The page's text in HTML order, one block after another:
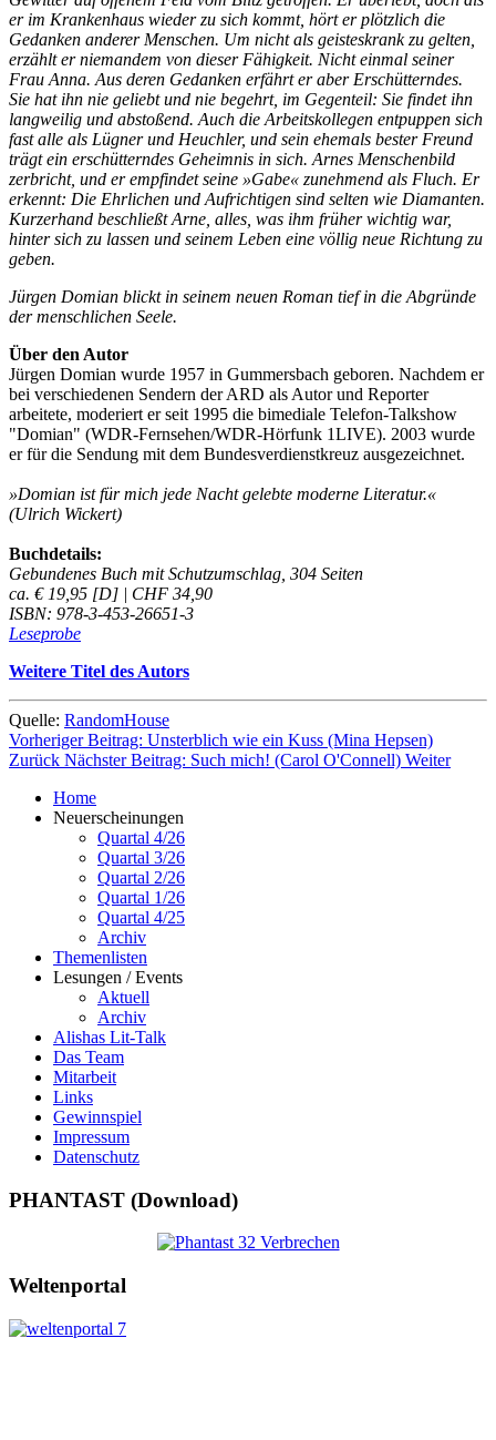
er im Krankenhaus wieder zu sich kommt, hört er plötzlich die
Gedanken anderer Menschen. Um nicht als geisteskrank zu gelten,
erzählt er niemandem von dieser Fähigkeit. Nicht einmal seiner
Frau Anna. Aus deren Gedanken erfährt er aber Erschütterndes.
Sie hat ihn nie geliebt und nie begehrt, im Gegenteil: Sie findet ihn
langweilig und abstoßend. Auch die Arbeitskollegen entpuppen sich
fast alle als Lügner und Heuchler, und sein ehemals bester Freund
trägt ein erschütterndes Geheimnis in sich. Arnes Menschenbild
zerbricht, und er empfindet seine »Gabe« zunehmend als Fluch. Er
erkennt: Die Ehrlichen und Aufrichtigen sind selten wie Diamanten.
Kurzerhand beschließt Arne, alles, was ihm früher wichtig war,
hinter sich zu lassen und seinem Leben eine völlig neue Richtung zu
geben.
Jürgen Domian blickt in seinem neuen Roman tief in die Abgründe
der menschlichen Seele.
Über den Autor
Jürgen Domian wurde 1957 in Gummersbach geboren. Nachdem er
bei verschiedenen Sendern der ARD als Autor und Reporter
arbeitete, moderiert er seit 1995 die bimediale Telefon-Talkshow
"Domian" (WDR-Fernsehen/WDR-Hörfunk 1LIVE). 2003 wurde
er für die Sendung mit dem Bundesverdienstkreuz ausgezeichnet.
»Domian ist für mich jede Nacht gelebte moderne Literatur.«
(Ulrich Wickert)
Buchdetails:
Gebundenes Buch mit Schutzumschlag, 304 Seiten
ca. € 19,95 [D] | CHF 34,90
ISBN: 978-3-453-26651-3
Leseprobe
Weitere Titel des Autors
Quelle: RandomHouse
Vorheriger Beitrag: Unsterblich wie ein Kuss (Mina Hepsen)
Zurück Nächster Beitrag: Such mich! (Carol O'Connell) Weiter
Home
Neuerscheinungen
Quartal 4/26
Quartal 3/26
Quartal 2/26
Quartal 1/26
Quartal 4/25
Archiv
Themenlisten
Lesungen / Events
Aktuell
Archiv
Alishas Lit-Talk
Das Team
Mitarbeit
Links
Gewinnspiel
Impressum
Datenschutz
PHANTAST (Download)
Weltenportal